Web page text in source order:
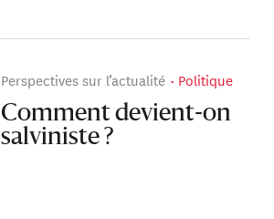
Perspectives sur l’actualité Politique
Comment devient-on
salviniste ?